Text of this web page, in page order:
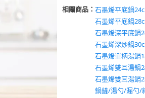
相關商品： 石墨烯平底鍋
石墨烯平底鍋
石墨烯深平底鍋
石墨烯深炒鍋
石墨烯單柄湯鍋
石墨烯雙耳湯鍋
石墨烯雙耳湯鍋
鍋鏟/湯勺/漏勺/